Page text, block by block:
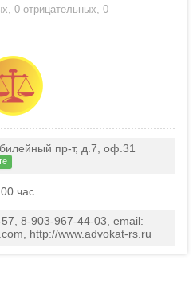
, 0 отрицательных, 0
пр-т, д.7, оф.31
час
8-903-967-44-03, email:
http://www.advokat-rs.ru